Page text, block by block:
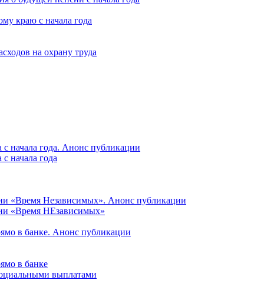
краю с начала года
на охрану труда
начала года. Анонс публикации
начала года
«Время Независимых». Анонс публикации
«Время НЕзависимых»
в банке. Анонс публикации
в банке
выплатами